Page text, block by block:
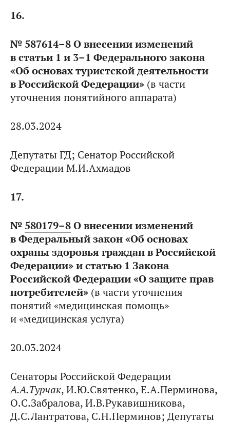
16.
№ 587614–8О внесении изменений
в статьи 1 и 3–1 Федерального закона
«Об основах туристской деятельности
в Российской Федерации» (в части
уточнения понятийного аппарата)
28.03.2024
Депутаты ГД; Сенатор Российской
Федерации М.И.Ахмадов
17.
№ 580179–8О внесении изменений
в Федеральный закон «Об основах
охраны здоровья граждан в Российской
Федерации» и статью 1 Закона
Российской Федерации «О защите прав
потребителей» (в части уточнения
понятий «медицинская помощь»
и «медицинская услуга)
20.03.2024
Сенаторы Российской Федерации
А.А.Турчак, И.Ю.Святенко, Е.А.Перминова,
О.С.Забралова, И.В.Рукавишникова,
Д.С.Лантратова, С.Н.Перминов; Депутаты